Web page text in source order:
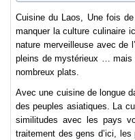
Cuisine du Laos, Une fois
manquer la culture culinaire
nature merveilleuse avec de
pleins de mystérieux … mais
nombreux plats.
Avec une cuisine de longue
des peuples asiatiques. La
similitudes avec les pays
traitement des gens d’ici,